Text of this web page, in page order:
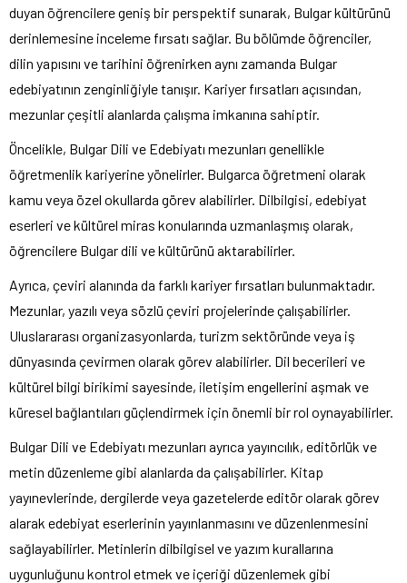
duyan öğrencilere geniş bir perspektif sunarak, Bulgar kültürünü
derinlemesine inceleme fırsatı sağlar. Bu bölümde öğrenciler,
dilin yapısını ve tarihini öğrenirken aynı zamanda Bulgar
edebiyatının zenginliğiyle tanışır. Kariyer fırsatları açısından,
mezunlar çeşitli alanlarda çalışma imkanına sahiptir.
Öncelikle, Bulgar Dili ve Edebiyatı mezunları genellikle
öğretmenlik kariyerine yönelirler. Bulgarca öğretmeni olarak
kamu veya özel okullarda görev alabilirler. Dilbilgisi, edebiyat
eserleri ve kültürel miras konularında uzmanlaşmış olarak,
öğrencilere Bulgar dili ve kültürünü aktarabilirler.
Ayrıca, çeviri alanında da farklı kariyer fırsatları bulunmaktadır.
Mezunlar, yazılı veya sözlü çeviri projelerinde çalışabilirler.
Uluslararası organizasyonlarda, turizm sektöründe veya iş
dünyasında çevirmen olarak görev alabilirler. Dil becerileri ve
kültürel bilgi birikimi sayesinde, iletişim engellerini aşmak ve
küresel bağlantıları güçlendirmek için önemli bir rol oynayabilirler.
Bulgar Dili ve Edebiyatı mezunları ayrıca yayıncılık, editörlük ve
metin düzenleme gibi alanlarda da çalışabilirler. Kitap
yayınevlerinde, dergilerde veya gazetelerde editör olarak görev
alarak edebiyat eserlerinin yayınlanmasını ve düzenlenmesini
sağlayabilirler. Metinlerin dilbilgisel ve yazım kurallarına
uygunluğunu kontrol etmek ve içeriği düzenlemek gibi